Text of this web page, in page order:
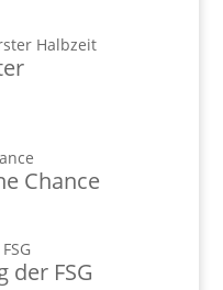
Chance
der FSG